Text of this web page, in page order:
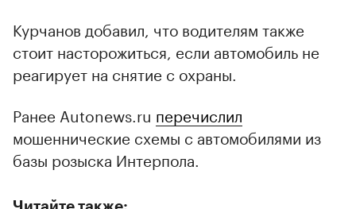
Курчанов добавил, что водителям также
стоит насторожиться, если автомобиль не
реагирует на снятие с охраны.
Ранее Autonews.ru перечислил
мошеннические схемы с автомобилями из
базы розыска Интерпола.